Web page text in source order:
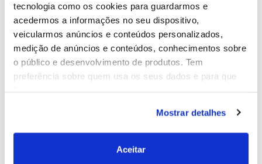
tecnologia como os cookies para guardarmos e
acedermos a informações no seu dispositivo,
veicularmos anúncios e conteúdos personalizados,
medição de anúncios e conteúdos, conhecimentos sobre
o público e desenvolvimento de produtos. Tem
preferência sobre quem usa os seus dados e para que
Se permitir, gostaríamos também de:
Recolher informações sobre a sua localização
geográfica as quais podem ter uma precisão de
Mostrar detalhes
Aceitar
Site